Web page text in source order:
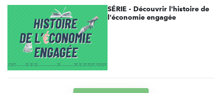
SÉRIE - Découvrir l'histoire de
l'économie engagée